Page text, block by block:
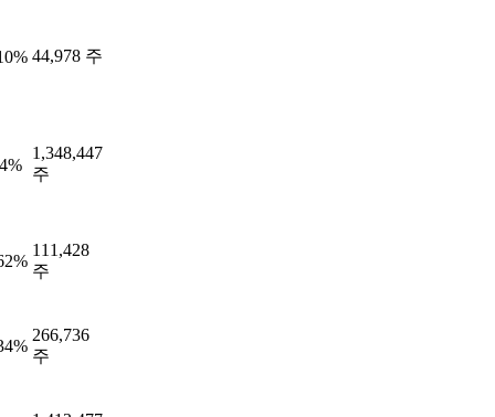
44,978 주
1,348,447
주
111,428
주
266,736
주